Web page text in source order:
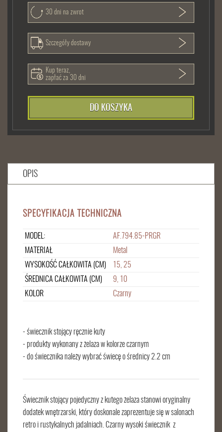
30 dni na zwrot
Szczegóły dostawy
Kup teraz,
zapłać za 30 dni
DO KOSZYKA
OPIS
SPECYFIKACJA TECHNICZNA
MODEL:
AF.794.85-PRGR
MATERIAŁ
Metal
WYSOKOŚĆ CAŁKOWITA (CM)
15, 25
ŚREDNICA CAŁKOWITA (CM)
9, 10
KOLOR
Czarny
- świecznik stojący ręcznie kuty
- produkty wykonany z żelaza w kolorze czarnym
- do świecznika należy wybrać świecę o średnicy 2.2 cm
Świecznik stojący pojedyczny z kutego żelaza stanowi oryginalny
dodatek wnętrzarski, który doskonale zaprezentuje się w salonach
retro i rustykalnych jadalniach. Czarny wysoki świecznik z